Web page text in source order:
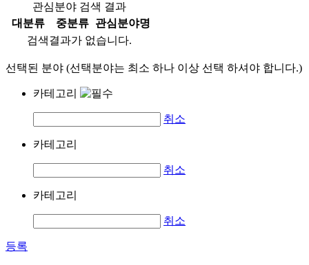
관심분야 검색 결과
대분류
중분류
관심분야명
검색결과가 없습니다.
선택된 분야 (선택분야는 최소 하나 이상 선택 하셔야 합니다.)
카테고리
취소
카테고리
취소
카테고리
취소
등록